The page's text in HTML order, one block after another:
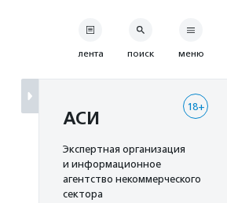
лента поиск меню
18+
АСИ
Экспертная организация
и информационное
агентство некоммерческого
сектора